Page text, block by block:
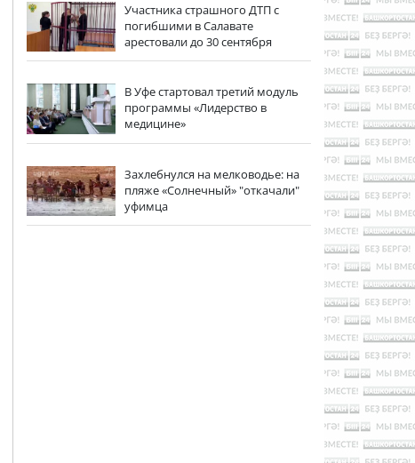
Участника страшного ДТП с
погибшими в Салавате
арестовали до 30 сентября
В Уфе стартовал третий модуль
программы «Лидерство в
медицине»
Захлебнулся на мелководье: на
пляже «Солнечный» "откачали"
уфимца